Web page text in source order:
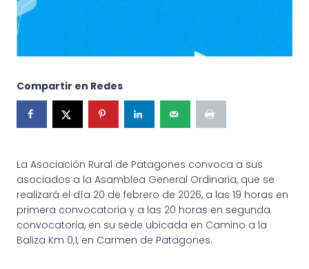
Compartir en Redes
La Asociación Rural de Patagones convoca a sus
asociados a la Asamblea General Ordinaria, que se
realizará el día 20 de febrero de 2026, a las 19 horas en
primera convocatoria y a las 20 horas en segunda
convocatoria, en su sede ubicada en Camino a la
Baliza Km 0,1, en Carmen de Patagones.